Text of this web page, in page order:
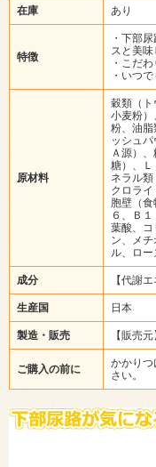
在庫 あり
特徴
・下部
スと美
・こだ
・いつ
原材料
穀類（ト
小麦粉）
粉、油脂
ッシュ
Ａ源）
糖）、Ｌ
ネラル類
クロラ
胞壁（
６、Ｂ
葉酸、コ
ン、メ
ル、ロ
成分 【代謝
生産国 日本
製造・販売 【販売
ご購入の前に
かかりつ
さい。